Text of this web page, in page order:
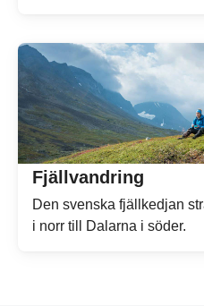
Fjällvandring
Den svenska fjällkedjan
i norr till Dalarna i söder.